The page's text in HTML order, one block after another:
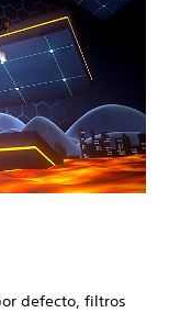
defecto, filtros